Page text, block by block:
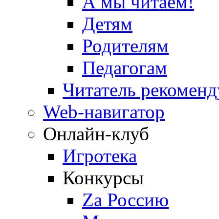
Детям
Родителям
Педагогам
Читатель
Web-навигатор
Онлайн-клуб
Игротека
Конкурсы
Zа Россию